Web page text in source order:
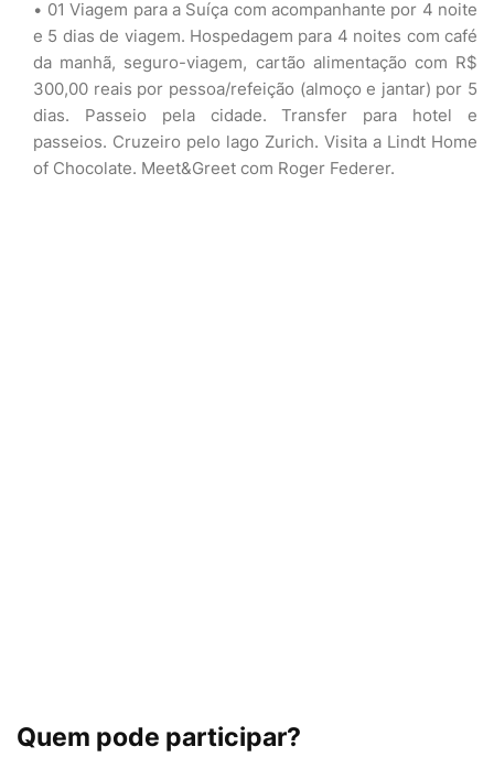
01 Viagem para a Suíça com acompanhante por 4 noite
e 5 dias de viagem. Hospedagem para 4 noites com café
da manhã, seguro-viagem, cartão alimentação com R$
300,00 reais por pessoa/refeição (almoço e jantar) por 5
dias. Passeio pela cidade. Transfer para hotel e
passeios. Cruzeiro pelo lago Zurich. Visita a Lindt Home
of Chocolate. Meet&Greet com Roger Federer.
Quem pode participar?